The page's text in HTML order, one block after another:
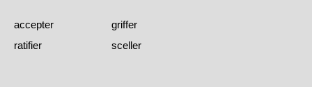
accepter
griffer
ratifier
sceller